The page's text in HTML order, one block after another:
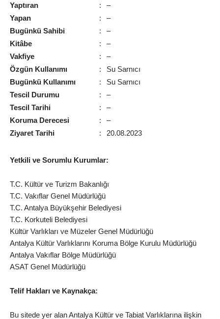
Yaptıran
:
–
Yapan
:
–
Bugünkü Sahibi
:
–
Kitâbe
:
–
Vakfiye
:
–
Özgün Kullanımı
:
Su Sarnıcı
Bugünkü Kullanımı
:
Su Sarnıcı
Tescil Durumu
:
–
Tescil Tarihi
:
–
Koruma Derecesi
:
–
Ziyaret Tarihi
: 20.08.2023
Yetkili ve Sorumlu Kurumlar:
T.C. Kültür ve Turizm Bakanlığı
T.C. Vakıflar Genel Müdürlüğü
T.C. Antalya Büyükşehir Belediyesi
T.C. Korkuteli Belediyesi
Kültür Varlıkları ve Müzeler Genel Müdürlüğü
Antalya Kültür Varlıklarını Koruma Bölge Kurulu Müdürlüğü
Antalya Vakıflar Bölge Müdürlüğü
ASAT Genel Müdürlüğü
Telif Hakları ve Kaynakça:
Bu sitede yer alan Antalya Kültür ve Tabiat Varlıklarına ilişkin